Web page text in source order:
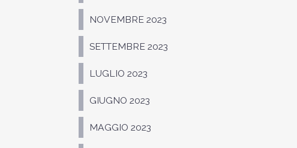
NOVEMBRE 2023
SETTEMBRE 2023
LUGLIO 2023
GIUGNO 2023
MAGGIO 2023